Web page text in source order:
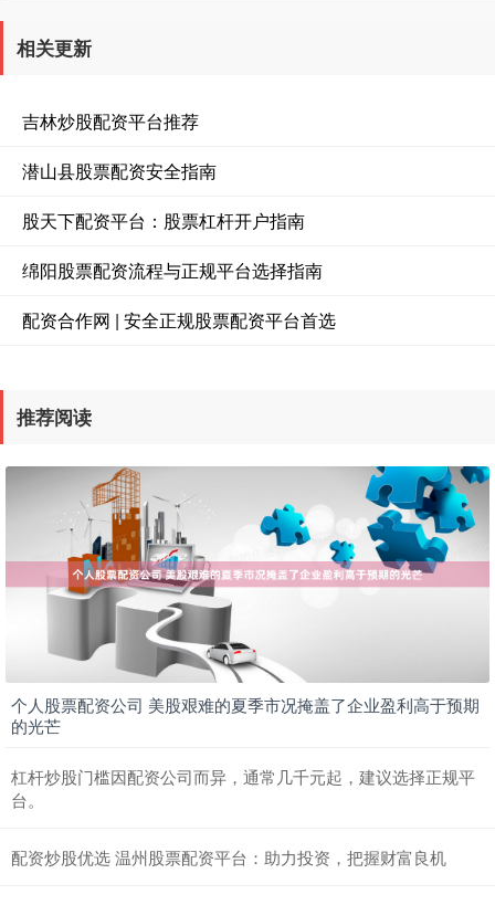
相关更新
吉林炒股配资平台推荐
潜山县股票配资安全指南
股天下配资平台：股票杠杆开户指南
绵阳股票配资流程与正规平台选择指南
配资合作网 | 安全正规股票配资平台首选
推荐阅读
个人股票配资公司 美股艰难的夏季市况掩盖了企业盈利高于预期
的光芒
杠杆炒股门槛因配资公司而异，通常几千元起，建议选择正规平
台。
配资炒股优选 温州股票配资平台：助力投资，把握财富良机